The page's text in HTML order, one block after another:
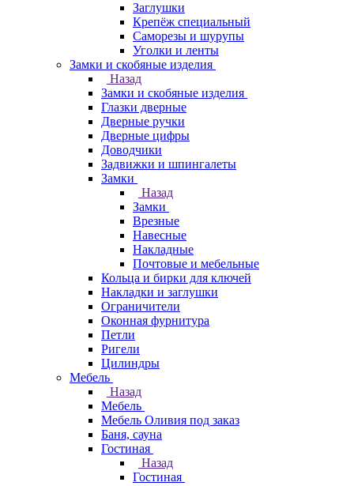
Заглушки
Крепёж специальный
Саморезы и шурупы
Уголки и ленты
Замки и скобяные изделия
Назад
Замки и скобяные изделия
Глазки дверные
Дверные ручки
Дверные цифры
Доводчики
Задвижки и шпингалеты
Замки
Назад
Замки
Врезные
Навесные
Накладные
Почтовые и мебельные
Кольца и бирки для ключей
Накладки и заглушки
Ограничители
Оконная фурнитура
Петли
Ригели
Цилиндры
Мебель
Назад
Мебель
Мебель Оливия под заказ
Баня, сауна
Гостиная
Назад
Гостиная